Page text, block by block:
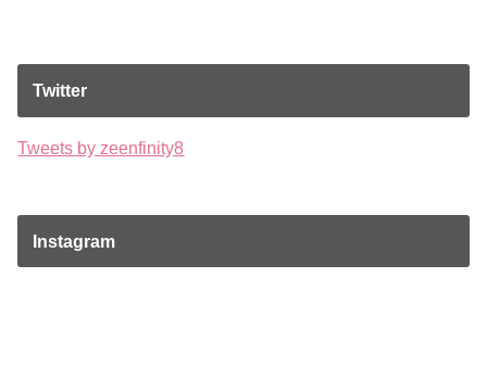
Twitter
Tweets by zeenfinity8
Instagram